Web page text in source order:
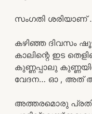
സംഗതി ശരിയാണ്
കഴിഞ്ഞ ദിവസം
കാലിന്റെ ഇട
കുണ്ണപ്പാലു
വേദന… ഓ , അത്
അത്തരമൊരു